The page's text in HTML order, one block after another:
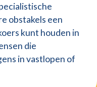
obstakels een
kunt houden in
die
in vastlopen of